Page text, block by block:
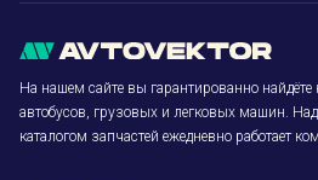
На нашем сайте вы гарантированно найдёте
автобусов, грузовых и легковых машин.
каталогом запчастей ежедневно работает